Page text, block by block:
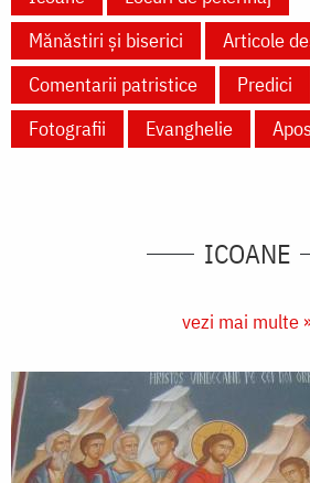
Mănăstiri și biserici
Articole
Comentarii patristice
Predici
Fotografii
Evanghelie
ICOANE
vezi mai multe